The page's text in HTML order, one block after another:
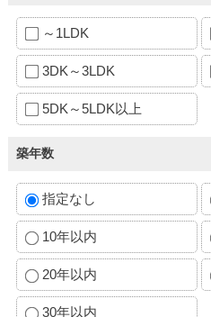
～1LDK
3DK～3LDK
5DK～5LDK以上
築年数
指定なし
10年以内
20年以内
30年以内